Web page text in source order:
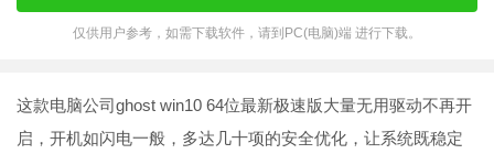
仅供用户参考，如需下载软件，请到PC(电脑)端 进行下载。
这款电脑公司ghost win10 64位最新极速版大量无用驱动不再开
启，开机如闪电一般，多达几十项的安全优化，让系统既稳定